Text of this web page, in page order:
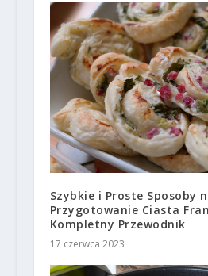
Szybkie i Proste Sposoby
Przygotowanie Ciasta
Kompletny Przewodnik
17 czerwca 2023